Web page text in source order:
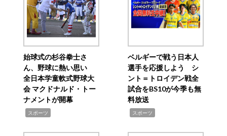
始球式の杉谷拳士さ
ん、野球に熱い思い
全日本学童軟式野球大
会 マクドナルド・トー
ナメントが開幕
スポーツ
ベルギーで戦う日本人
選手を応援しよう シ
ント＝トロイデン戦全
試合をBS10が今季も無
料放送
スポーツ